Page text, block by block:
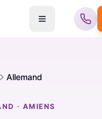
Allemand
· AMIENS